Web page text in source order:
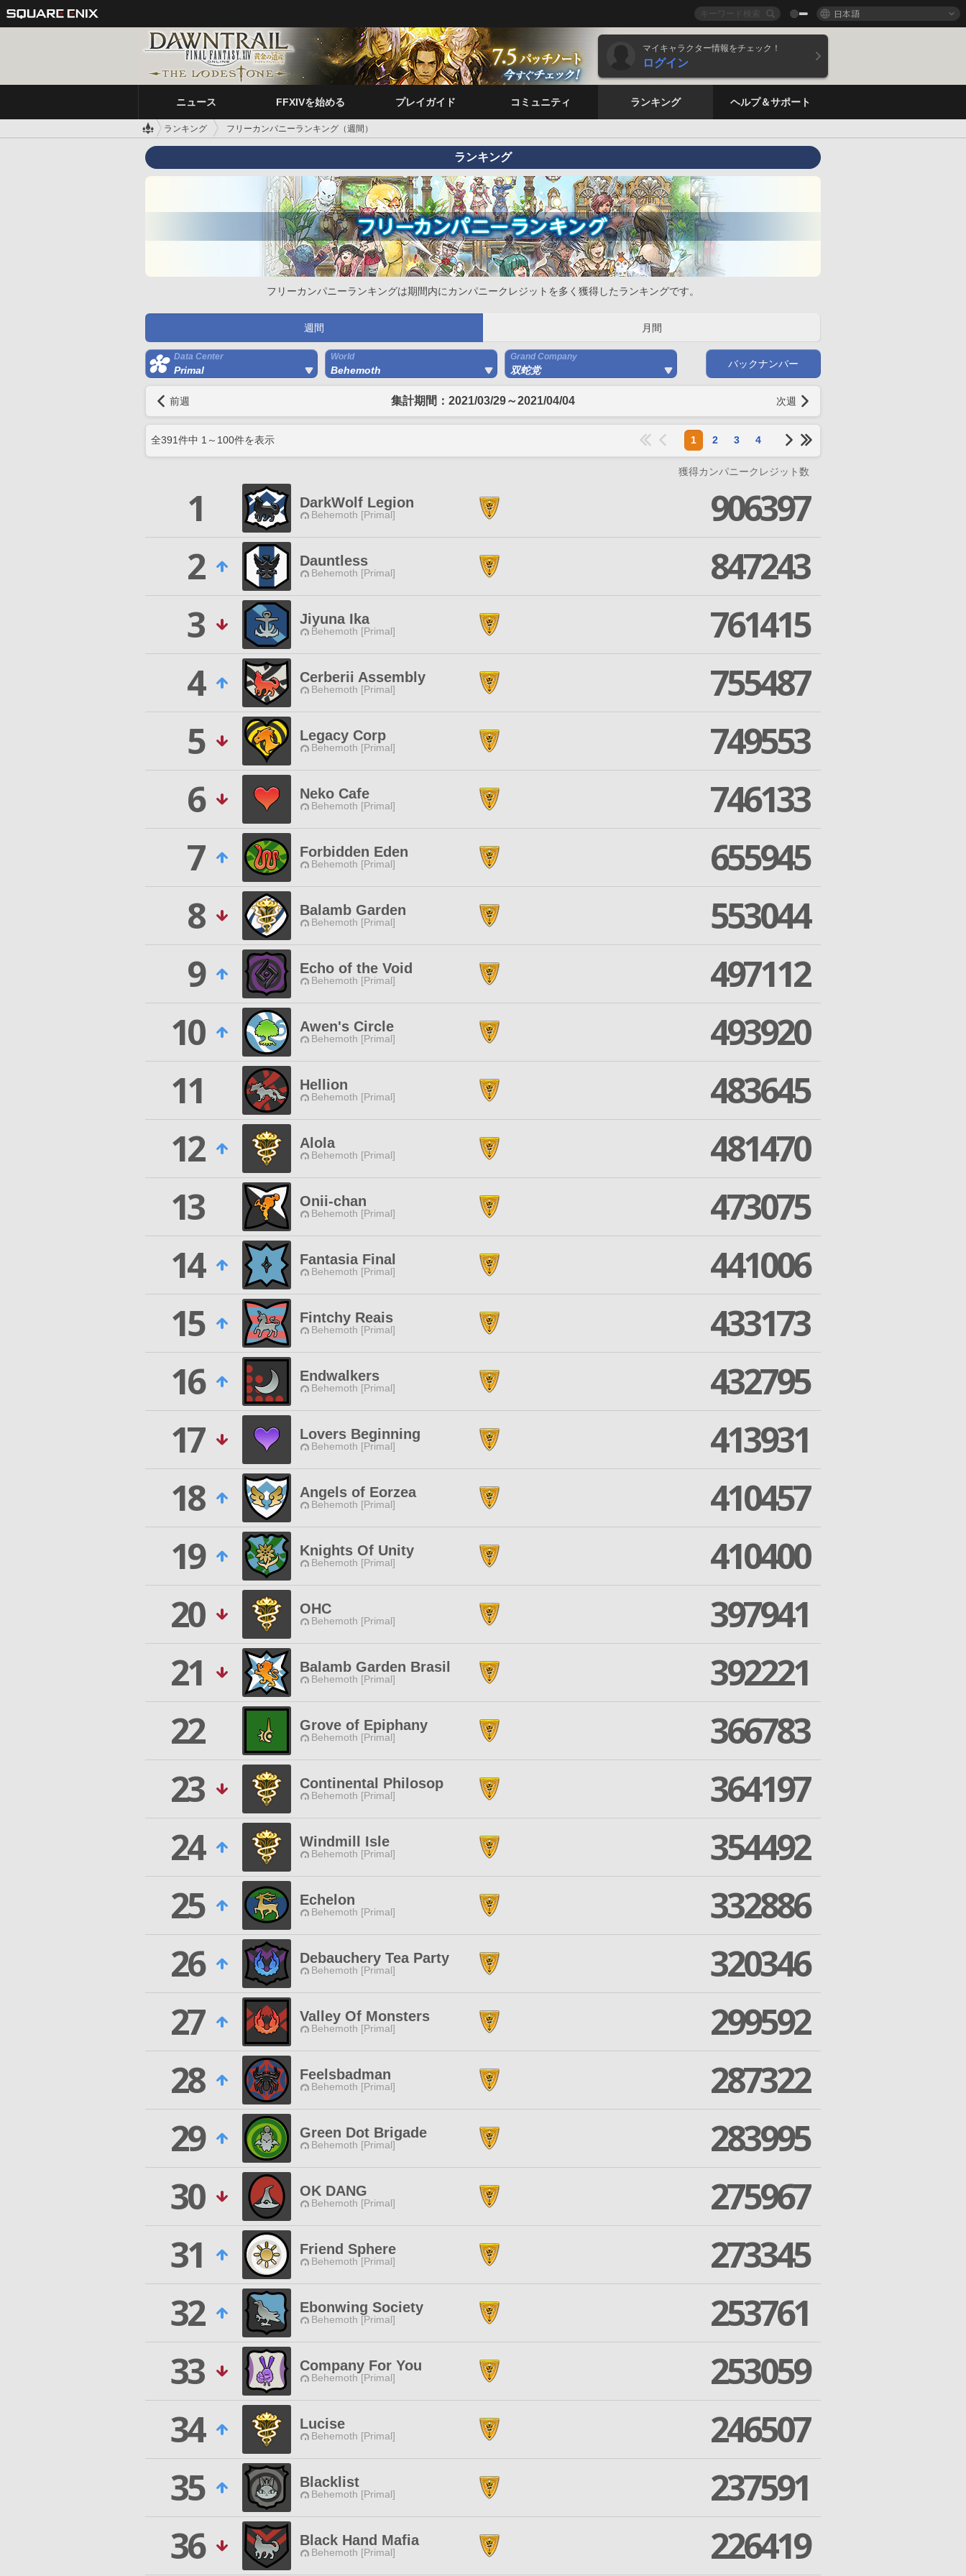
日本語
マイキャラクター情報をチェック！
ログイン
ニュース FFXIVを始める プレイガイド コミュニティ ランキング ヘルプ＆サポート
ランキング フリーカンパニーランキング（週間）
ランキング
フリーカンパニーランキングは期間内にカンパニークレジットを多く獲得したランキングです。
週間 月間
Data Center
Primal
World
Behemoth
Grand Company
双蛇党
バックナンバー
前週 集計期間：2021/03/29～2021/04/04 次週
全391件中 1 ～ 100件を表示 1 2 3 4
獲得カンパニークレジット数
1 DarkWolf Legion
Behemoth [Primal]
906397
2
Dauntless
Behemoth [Primal]
847243
3
Jiyuna Ika
Behemoth [Primal]
761415
4
Cerberii Assembly
Behemoth [Primal]
755487
5
Legacy Corp
Behemoth [Primal]
749553
6
Neko Cafe
Behemoth [Primal]
746133
7
Forbidden Eden
Behemoth [Primal]
655945
8
Balamb Garden
Behemoth [Primal]
553044
9
Echo of the Void
Behemoth [Primal]
497112
10
Awen's Circle
Behemoth [Primal]
493920
11
Hellion
Behemoth [Primal]
483645
12
Alola
Behemoth [Primal]
481470
13
Onii-chan
Behemoth [Primal]
473075
14
Fantasia Final
Behemoth [Primal]
441006
15
Fintchy Reais
Behemoth [Primal]
433173
16
Endwalkers
Behemoth [Primal]
432795
17
Lovers Beginning
Behemoth [Primal]
413931
18
Angels of Eorzea
Behemoth [Primal]
410457
19
Knights Of Unity
Behemoth [Primal]
410400
20
OHC
Behemoth [Primal]
397941
21
Balamb Garden Brasil
Behemoth [Primal]
392221
22
Grove of Epiphany
Behemoth [Primal]
366783
23
Continental Philosop
Behemoth [Primal]
364197
24
Windmill Isle
Behemoth [Primal]
354492
25
Echelon
Behemoth [Primal]
332886
26
Debauchery Tea Party
Behemoth [Primal]
320346
27
Valley Of Monsters
Behemoth [Primal]
299592
28
Feelsbadman
Behemoth [Primal]
287322
29
Green Dot Brigade
Behemoth [Primal]
283995
30
OK DANG
Behemoth [Primal]
275967
31
Friend Sphere
Behemoth [Primal]
273345
32
Ebonwing Society
Behemoth [Primal]
253761
33
Company For You
Behemoth [Primal]
253059
34
Lucise
Behemoth [Primal]
246507
35
Blacklist
Behemoth [Primal]
237591
36
Black Hand Mafia
Behemoth [Primal] 226419